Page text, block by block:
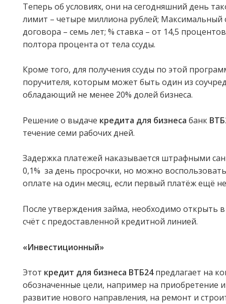
Теперь об условиях, они на сегодняшний день
лимит – четыре миллиона рублей; Максимальный
договора – семь лет; % ставка – от 14,5
полтора процента от тела ссуды.
Кроме того, для получения ссуды по этой
поручителя, которым может быть один из
обладающий не менее 20% долей бизнеса.
Решение о выдаче кредита для бизнеса банк
течение семи рабочих дней.
Задержка платежей наказывается штрафными
0,1% за день просрочки, но можно
оплате на один месяц, если первый платёж ещё не
После утверждения займа, необходимо открыть
счёт с предоставленной кредитной линией.
«Инвестиционный»
Этот кредит для бизнеса ВТБ24предлагает на
обозначенные цели, например на приобретение
развитие нового направления, на ремонт и